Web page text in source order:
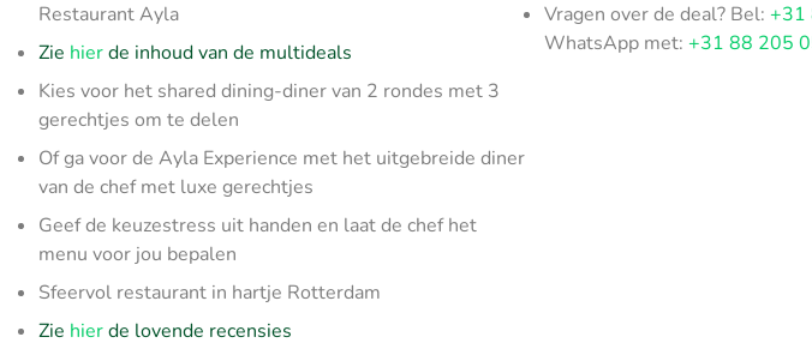
Restaurant Ayla
Zie hierde inhoud van de multideals
Kies voor het shared dining-diner van 2 rondes met 3
gerechtjes om te delen
Of ga voor de Ayla Experience met het uitgebreide diner
van de chef met luxe gerechtjes
Geef de keuzestress uit handen en laat de chef het
menu voor jou bepalen
Sfeervol restaurant in hartje Rotterdam
Zie hierde lovende recensies
Vragen over de deal? Bel:+31
WhatsApp met:+31 88 205